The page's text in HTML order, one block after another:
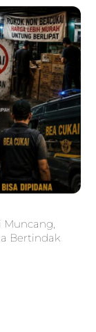
Muncang,
Bertindak